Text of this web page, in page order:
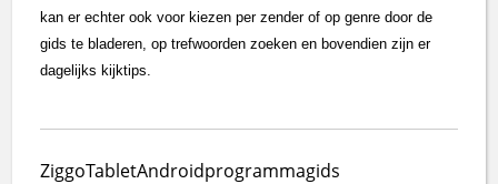
kan er echter ook voor kiezen per zender of op genre door de
gids te bladeren, op trefwoorden zoeken en bovendien zijn er
dagelijks kijktips.
ZiggoTabletAndroidprogrammagids